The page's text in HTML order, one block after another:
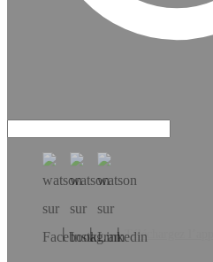
Téléchargez l’app!